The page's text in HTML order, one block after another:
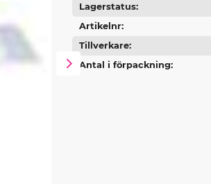
Lagerstatus
Artikelnr
Tillverkare
Antal i förpackning